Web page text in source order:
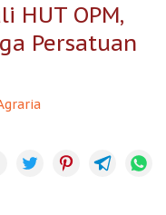
HUT OPM,
Persatuan